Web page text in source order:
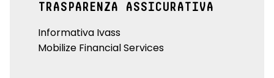
TRASPARENZA ASSICURATIVA
Informativa Ivass
Mobilize Financial Services